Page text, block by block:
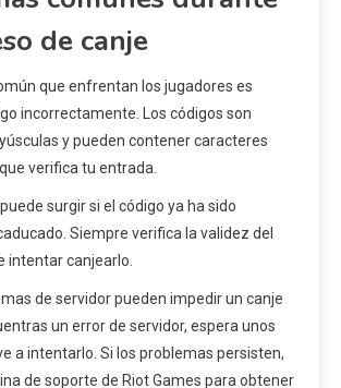
de canje
que enfrentan los jugadores es
incorrectamente. Los códigos son
y pueden contener caracteres
verifica tu entrada.
surgir si el código ya ha sido
Siempre verifica la validez del
intentar canjearlo.
de servidor pueden impedir un canje
un error de servidor, espera unos
a intentarlo. Si los problemas persisten,
de soporte de Riot Games para obtener